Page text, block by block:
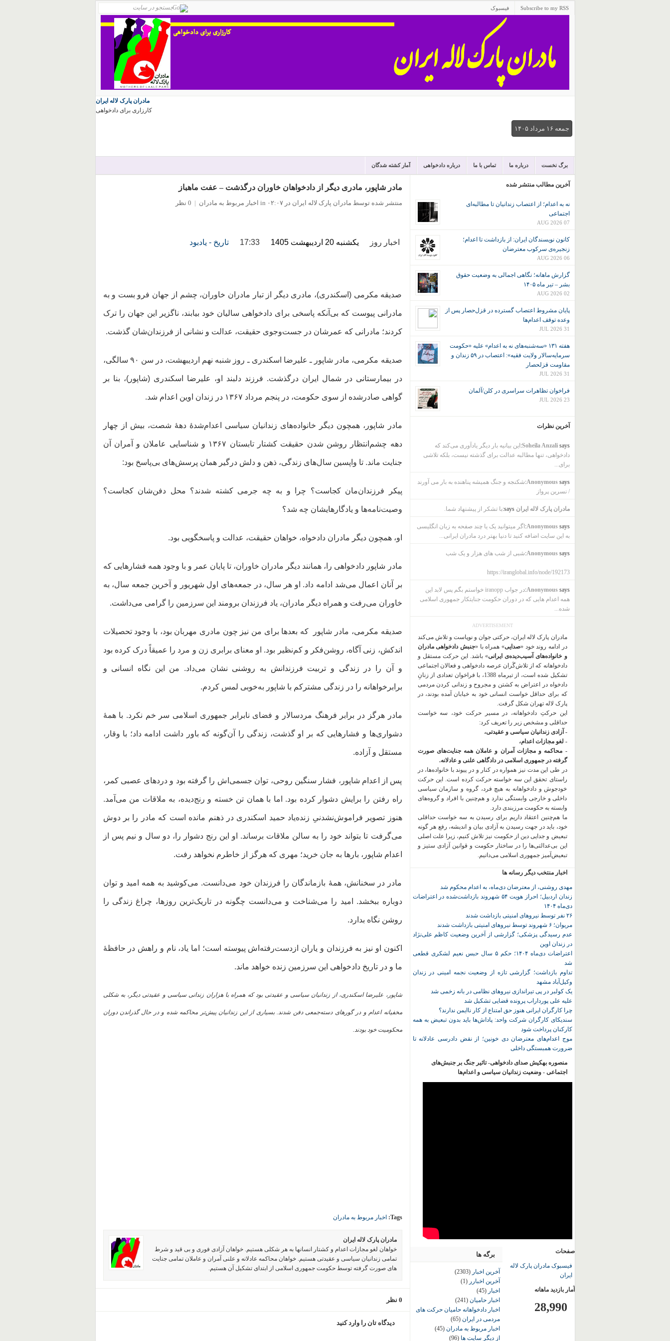
Subscribe to my RSS فیسبوک
مادران پارک لاله ایران
کارزاری برای دادخواهی
جمعه ۱۶ مرداد ۱۴۰۵
برگ نخست درباره ما تماس با ما درباره دادخواهی آمار کشته شدگان
مادر شاپور، مادری دیگر از دادخواهان خاوران درگذشت – عفت ماهباز
منتشر شده توسط مادران پارک لاله ایران در ۰۲:۰۷ in اخبار مربوط به مادران | 0 نظر
اخبار روز یکشنبه 20 اردیبهشت 1405 17:33 تاريخ - يادبود
صدیقه مکرمی (اسکندری)، مادری دیگر از تبار مادران خاوران، چشم از جهان فرو بست و به
مادرانی پیوست که بی‌آنکه پاسخی برای دادخواهی سالیان خود بیابند، ناگزیر این جهان را ترک
کردند؛ مادرانی که عمرشان در جست‌وجوی حقیقت، عدالت و نشانی از فرزندان‌شان گذشت.
صدیقه مکرمی، مادر شاپور ـ علیرضا اسکندری ـ روز شنبه نهم اردیبهشت، در سن ۹۰ سالگی،
در بیمارستانی در شمال ایران درگذشت. فرزند دلبند او، علیرضا اسکندری (شاپور)، بنا بر
گواهی صادرشده از سوی حکومت، در پنجم مرداد ۱۳۶۷ در زندان اوین اعدام شد.
مادر شاپور، همچون دیگر خانواده‌های زندانیان سیاسی اعدام‌شدهٔ دههٔ شصت، بیش از چهار
دهه چشم‌انتظار روشن شدن حقیقت کشتار تابستان ۱۳۶۷ و شناسایی عاملان و آمران آن
جنایت ماند. تا واپسین سال‌های زندگی، ذهن و دلش درگیر همان پرسش‌های بی‌پاسخ بود:
پیکر فرزندان‌مان کجاست؟ چرا و به چه جرمی کشته شدند؟ محل دفن‌شان کجاست؟
وصیت‌نامه‌ها و یادگارهایشان چه شد؟
او، همچون دیگر مادران دادخواه، خواهان حقیقت، عدالت و پاسخگویی بود.
مادر شاپور دادخواهی را، همانند دیگر مادران خاوران، تا پایان عمر و با وجود همه فشارهایی که
بر آنان اعمال می‌شد ادامه داد. او هر سال، در جمعه‌های اول شهریور و آخرین جمعه سال، به
خاوران می‌رفت و همراه دیگر مادران، یاد فرزندان برومند این سرزمین را گرامی می‌داشت.
صدیقه مکرمی، مادر شاپور که بعدها برای من نیز چون مادری مهربان بود، با وجود تحصیلات
اندکش، زنی آگاه، روشن‌فکر و کم‌نظیر بود. او معنای برابری زن و مرد را عمیقاً درک کرده بود
و آن را در زندگی و تربیت فرزندانش به روشنی نشان می‌داد. من این نگاه انسانی و
برابرخواهانه را در زندگی مشترکم با شاپور به‌خوبی لمس کردم.
مادر هرگز در برابر فرهنگ مردسالار و فضای نابرابر جمهوری اسلامی سر خم نکرد. با همهٔ
دشواری‌ها و فشارهایی که بر او گذشت، زندگی را آن‌گونه که باور داشت ادامه داد؛ با وقار،
مستقل و آزاده.
پس از اعدام شاپور، فشار سنگین روحی، توان جسمی‌اش را گرفته بود و دردهای عصبی کمر،
راه رفتن را برایش دشوار کرده بود. اما با همان تن خسته و رنج‌دیده، به ملاقات من می‌آمد.
هنوز تصویر فراموش‌نشدنیِ زنده‌یاد حمید اسکندری در ذهنم مانده است که مادر را بر دوش
می‌گرفت تا بتواند خود را به سالن ملاقات برساند. او این رنج دشوار را، دو سال و نیم پس از
اعدام شاپور، بارها به جان خرید؛ مهری که هرگز از خاطرم نخواهد رفت.
مادر در سخنانش، همهٔ بازماندگان را فرزندان خود می‌دانست. می‌کوشید به همه امید و توان
دوباره ببخشد. امید را می‌شناخت و می‌دانست چگونه در تاریک‌ترین روزها، چراغ زندگی را
روشن نگاه بدارد.
اکنون او نیز به فرزندان و یاران از‌دست‌رفته‌اش پیوسته است؛ اما یاد، نام و راهش در حافظهٔ
ما و در تاریخ دادخواهی این سرزمین زنده خواهد ماند.
شاپور، علیرضا اسکندری، از زندانیان سیاسی و عقیدتی بود که همراه با هزاران زندانی سیاسی و عقیدتی دیگر، به شکلی
مخفیانه اعدام و در گورهای دسته‌جمعی دفن شدند. بسیاری از این زندانیان پیش‌تر محاکمه شده و در حال گذراندن دوران
محکومیت خود بودند.
Tags: اخبار مربوط به مادران
مادران پارک لاله ایران
خواهان لغو مجازات اعدام و کشتار انسانها به هر شکلی هستیم. خواهان آزادی فوری و بی قید و شرط
تمامی زندانیان سیاسی و عقیدتی هستیم. خواهان محاکمه عادلانه و علنی آمران و عاملان تمامی جنایت
های صورت گرفته توسط حکومت جمهوری اسلامی از ابتدای تشکیل آن هستیم.
0 نظر
دیدگاه تان را وارد کنید
آخرین مطالب منتشر شده
نه به اعدام؛ از اعتصاب زندانیان تا مطالبه‌ای
اجتماعی
07 AUG 2026
کانون نويسندگان ايران: از بازداشت تا اعدام؛
زنجیره‌ی سرکوب معترضان
06 AUG 2026
گزارش ماهانه؛ نگاهی اجمالی به وضعیت حقوق
بشر – تیر ماه ۱۴۰۵
02 AUG 2026
پایان مشروط اعتصاب گسترده در قزل‌حصار پس از
وعده توقف اعدام‌ها
31 JUL 2026
هفته ۱۳۱ «سه‌شنبه‌های نه به اعدام» علیه «حکومت
سرمایه‌سالار ولایت فقیه»: اعتصاب در ۵۹ زندان و
مقاومت قزلحصار
31 JUL 2026
فراخوان تظاهرات سراسری در کلن/آلمان
23 JUL 2026
آخرین نظرات
Soheila Anzalisays:
این بیانیه بار دیگر یادآوری می‌کند که
دادخواهی، تنها مطالبه عدالت برای گذشته نیست، بلکه تلاشی
برای...
Anonymoussays:
شکنجه و جنگ همیشه پناهنده به بار می آورند
/ نسرین پرواز
مادران پارک لاله ایران says: با تشکر از پیشنهاد شما.
Anonymoussays:
اگر میتوانید یک یا چند صفحه به زبان انگلیسی
به این سایت اضافه کنید تا دنیا بهتر درد مادران ایرانی...
Anonymoussays: شبی از شب های هزار و یک شب
https://iranglobal.info/node/192173
Anonymoussays:
در جواب iranopp خواستم بگم پس لابد این
همه اعدام هایی که در دوران حکومت جنایتکار جمهوری اسلامی
شده...
ADVERTISEMENT
مادران پارک لاله ایران، حرکتی جوان و نوپاست و تلاش می‌کند
در ادامه روند خود «صدایی» همراه با «جنبش دادخواهی مادران
و خانواده‌های آسیب‌دیده‌ی ایرانی» باشد. این حرکت مستقل و
دادخواهانه که از تلاش‌گَران عرصه دادخواهی و فعالان اجتماعی
تشکیل شده است، از تیرماه 1388، با فراخوان تعدادی از زنانِ
دادخواه در اعتراض به کشتن و مجروح و زندانی کردن مردمی
که برای حداقل خواست انسانی خود به خیابان آمده بودند، در
پارک لاله تهران شکل گرفت.
این حرکتِ دادخواهانه، در مسیر حرکت خود، سه خواست
حداقلی و مشخص زیر را تعریف کرد:
- آزادی زندانیان سیاسی و عقیدتی،
- لغو مجازات اعدام،
- محاکمه و مجازات آمران و عاملان همه جنایت‌های صورت
گرفته در جمهوری اسلامی در دادگاهی علنی و عادلانه.
در طی این مدت نیز همواره در کنار و در پیوند با خانواده‌ها، در
راستای تحقق این سه خواسته حرکت کرده است. این حرکت
خودجوش و دادخواهانه به هیچ فرد، گروه و سازمان سیاسی
داخلی و خارجی وابستگی ندارد و هم‌چنین با افراد و گروه‌های
وابسته به حکومت مرزبندی دارد.
ما هم‌چنین اعتقاد داریم برای رسیدن به سه خواست حداقلی
خود، باید در جهت رسیدن به آزادی بیان و اندیشه، رفع هر گونه
تبعیض و جدایی دین از حکومت نیز تلاش کنیم، زیرا علت اصلی
این بی‌عدالتی‌ها را در ساختار حکومت و قوانین آزادی ستیز و
تبعیض‌آمیز جمهوری اسلامی می‌دانیم.
اخبار منتخب دیگر رسانه ها
مهدی روشنی، از معترضان دی‌ماه، به اعدام محکوم شد
زندان اردبیل؛ احراز هویت ۵۴ شهروند بازداشت‌شده در اعتراضات
دی‌ماه ۱۴۰۴
۲۶ نفر توسط نیروهای امنیتی بازداشت شدند
مریوان؛ ۶ شهروند توسط نیروهای امنیتی بازداشت شدند
عدم رسیدگی پزشکی؛ گزارشی از آخرین وضعیت کاظم علی‌نژاد
در زندان اوین
اعتراضات دی‌ماه ۱۴۰۴؛ حکم ۵ سال حبس نعیم لشکری قطعی
شد
تداوم بازداشت؛ گزارشی تازه از وضعیت نجمه امینی در زندان
وکیل‌آباد مشهد
یک کولبر در پی تیراندازی نیروهای نظامی در بانه زخمی شد
علیه علی پورداراب پرونده قضایی تشکیل شد
چرا کارگران ایرانی هنوز حق امتناع از کار ناایمن ندارند؟
سندیکای کارگران شرکت واحد: پاداش‌ها باید بدون تبعیض به همه
کارکنان پرداخت شود
موج اعدام‌های معترضان دی‌ خونین؛ از نقض دادرسی عادلانه تا
ضرورت همبستگی داخلی
منصوره بهکیش صدای دادخواهی- تاثیر جنگ بر جنبش‌های
اجتماعی - وضعیت زندانیان سیاسی و اعدام‌ها
برگه ها
آخرین اخبار (2303)
آخرین اخبارر (1)
اخبار (45)
اخبار حامیان (241)
اخبار دادخواهانه حامیان حرکت های
مردمی در ایران (65)
اخبار مربوط به مادران (45)
از دیگر سایت ها (96)
صفحات
فیسبوک مادران پارک لاله
ایران
آمار بازدید ماهانه
28,990